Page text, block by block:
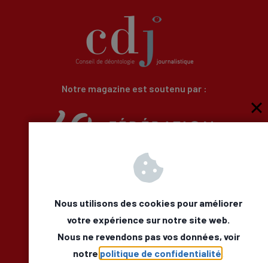
Notre magazine est soutenu par :
Qui sommes-nous
Newsletter
Besoin d’aide
Nous Contacter
Mentions légales
Déclaration d’accessibilité
Nous utilisons des cookies pour améliorer
votre expérience sur notre site web.
Nous ne revendons pas vos données, voir
notre politique de confidentialité